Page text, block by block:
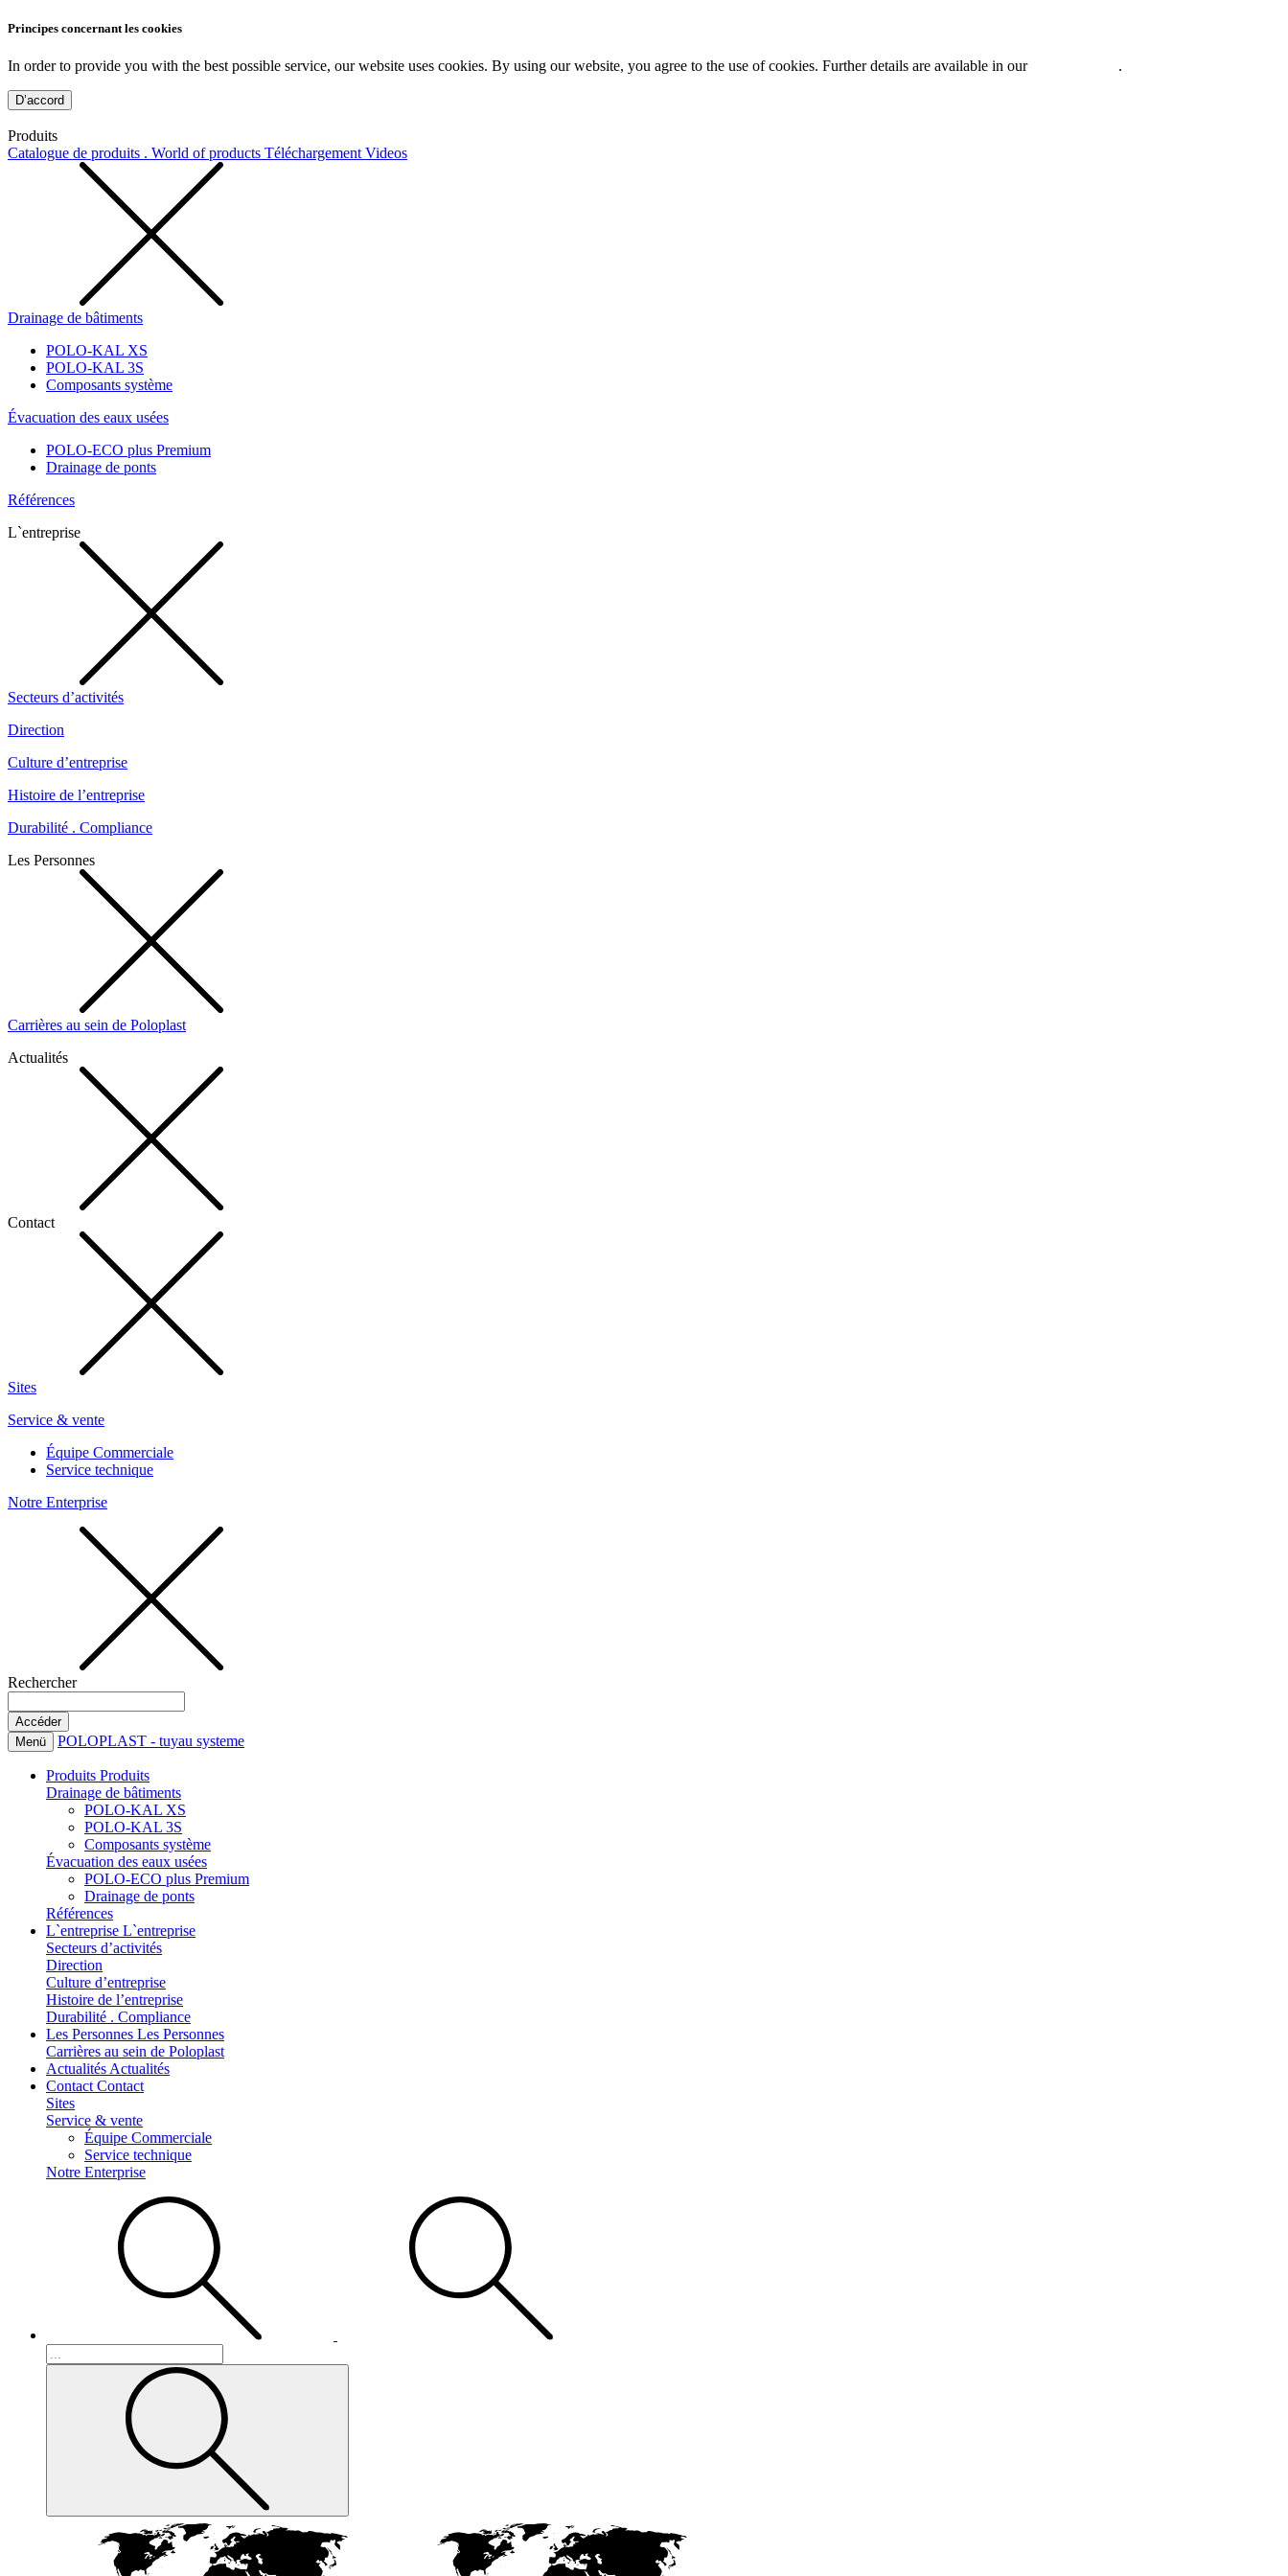
Principes concernant les cookies
In order to provide you with the best possible service, our website uses cookies. By using our website, you agree to the use of cookies. Further details are available in our .
D’accord
Produits
Catalogue de produits . World of products Téléchargement Videos
Drainage de bâtiments
POLO-KAL XS
POLO-KAL 3S
Composants système
Évacuation des eaux usées
POLO-ECO plus Premium
Drainage de ponts
Références
L`entreprise
Secteurs d’activités
Direction
Culture d’entreprise
Histoire de l’entreprise
Durabilité . Compliance
Les Personnes
Carrières au sein de Poloplast
Actualités
Contact
Sites
Service & vente
Équipe Commerciale
Service technique
Notre Enterprise
Rechercher
Menü POLOPLAST - tuyau systeme
Produits Produits
Drainage de bâtiments
POLO-KAL XS
POLO-KAL 3S
Composants système
Évacuation des eaux usées
POLO-ECO plus Premium
Drainage de ponts
Références
L`entreprise L`entreprise
Secteurs d’activités
Direction
Culture d’entreprise
Histoire de l’entreprise
Durabilité . Compliance
Les Personnes Les Personnes
Carrières au sein de Poloplast
Actualités Actualités
Contact Contact
Sites
Service & vente
Équipe Commerciale
Service technique
Notre Enterprise